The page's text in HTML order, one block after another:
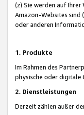
(z) Sie werden auf
Amazon-Websites sind
oder anderen
1. Produkte
Im Rahmen des
physische oder digitale
2. Dienstleistungen
Derzeit zählen außer